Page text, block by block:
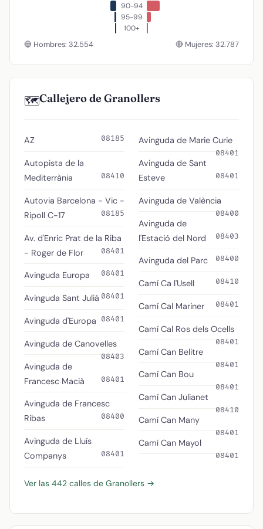
90-94
95-99
100+
🔵 Hombres: 32.554 🔴 Mujeres: 32.787
🗺️Callejero de Granollers
AZ 08185
Autopista de la
Mediterrània
08410
Autovia Barcelona - Vic -
Ripoll C-17
08185
Av. d'Enric Prat de la Riba
- Roger de Flor
08401
Avinguda Europa 08401
Avinguda Sant Julià 08401
Avinguda d'Europa 08401
Avinguda de Canovelles
08403
Avinguda de
Francesc Macià
08401
Avinguda de Francesc
Ribas
08400
Avinguda de Lluís
Companys
08401
Avinguda de Marie Curie
08401
Avinguda de Sant
Esteve
08401
Avinguda de València
08400
Avinguda de
l'Estació del Nord
08403
Avinguda del Parc 08400
Camí Ca l'Usell 08410
Camí Cal Mariner 08401
Camí Cal Ros dels Ocells
08401
Camí Can Belitre
08401
Camí Can Bou
08401
Camí Can Julianet
08410
Camí Can Many
08401
Camí Can Mayol
08401
Ver las 442 calles de Granollers →